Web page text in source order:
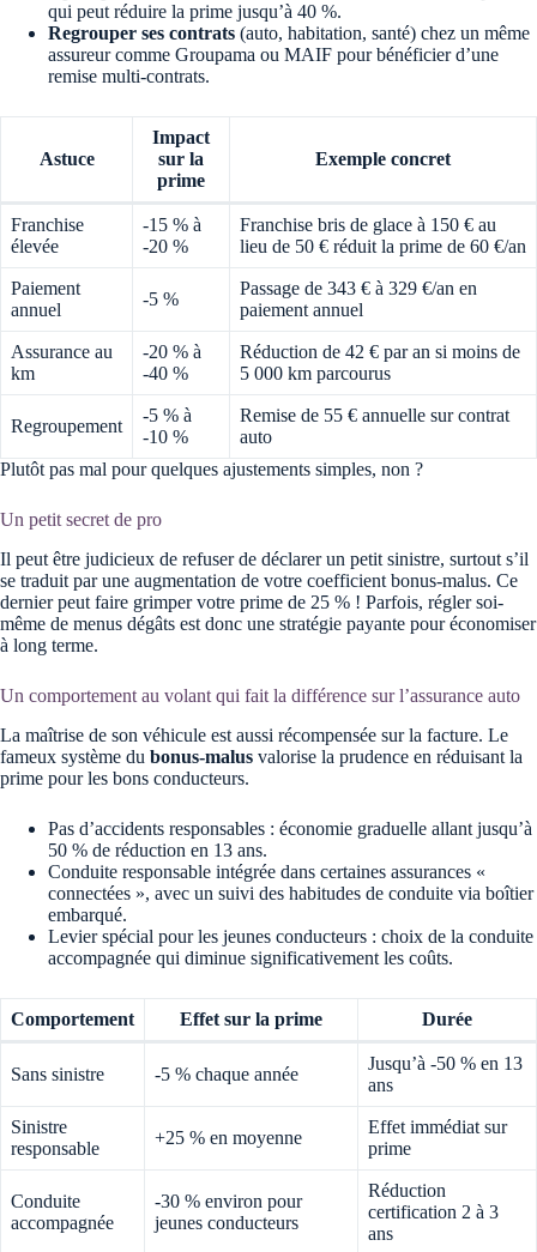
qui peut réduire la prime jusqu’à 40 %.
Regrouper ses contrats (auto, habitation, santé) chez un même
assureur comme Groupama ou MAIF pour bénéficier d’une
remise multi-contrats.
Astuce
Impact
sur la
prime
Exemple concret
Franchise
élevée
-15 % à
-20 %
Franchise bris de glace à 150 € au
lieu de 50 € réduit la prime de 60 €/an
Paiement
annuel
-5 %
Passage de 343 € à 329 €/an en
paiement annuel
Assurance au
km
-20 % à
-40 %
Réduction de 42 € par an si moins de
5 000 km parcourus
Regroupement
-5 % à
-10 %
Remise de 55 € annuelle sur contrat
auto
Plutôt pas mal pour quelques ajustements simples, non ?
Un petit secret de pro
Il peut être judicieux de refuser de déclarer un petit sinistre, surtout s’il
se traduit par une augmentation de votre coefficient bonus-malus. Ce
dernier peut faire grimper votre prime de 25 % ! Parfois, régler soi-
même de menus dégâts est donc une stratégie payante pour économiser
à long terme.
Un comportement au volant qui fait la différence sur l’assurance auto
La maîtrise de son véhicule est aussi récompensée sur la facture. Le
fameux système du bonus-malus valorise la prudence en réduisant la
prime pour les bons conducteurs.
Pas d’accidents responsables : économie graduelle allant jusqu’à
50 % de réduction en 13 ans.
Conduite responsable intégrée dans certaines assurances «
connectées », avec un suivi des habitudes de conduite via boîtier
embarqué.
Levier spécial pour les jeunes conducteurs : choix de la conduite
accompagnée qui diminue significativement les coûts.
Comportement Effet sur la prime Durée
Sans sinistre -5 % chaque année
Jusqu’à -50 % en 13
ans
Sinistre
responsable
+25 % en moyenne
Effet immédiat sur
prime
Conduite
accompagnée
-30 % environ pour
jeunes conducteurs
Réduction
certification 2 à 3
ans